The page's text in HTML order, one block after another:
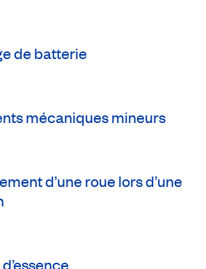
de batterie
mécaniques mineurs
d’une roue lors d’une